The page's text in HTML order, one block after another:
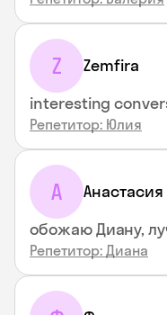
Z Zemfira
interesting
Репетитор: Юлия
А Анастасия
обожаю Диану,
Репетитор: Диана